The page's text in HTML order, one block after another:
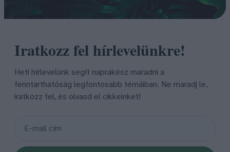
Iratkozz fel hírlevelünkre!
Heti hírlevelünk segít naprakész maradni a
fenntarthatóság legfontosabb témáiban. Ne maradj le,
iratkozz fel, és olvasd el cikkeinket!